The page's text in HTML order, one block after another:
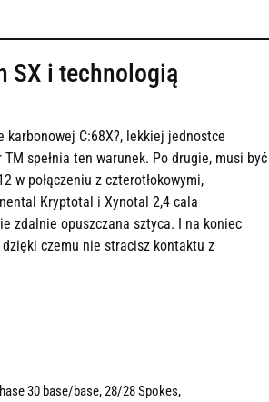
SX i technologią
C:68X?, lekkiej jednostce
spełnia ten warunek. Po drugie, musi być
w połączeniu z czterotłokowymi,
Kryptotal i Xynotal 2,4 cala
zdalnie opuszczana sztyca. I na koniec
czemu nie stracisz kontaktu z
30 base/base, 28/28 Spokes,